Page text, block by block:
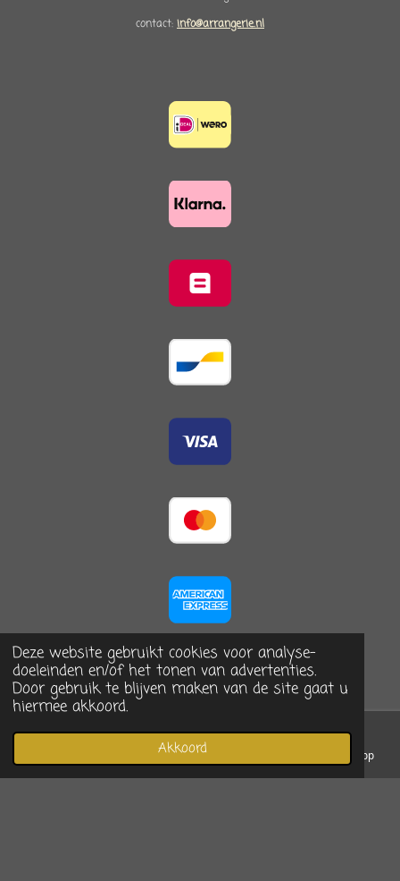
Deze website gebruikt cookies voor analyse-
doeleinden en/of het tonen van advertenties.
Door gebruik te blijven maken van de site gaat u
hiermee akkoord.
Akkoord
contact: info@arrangerie.nl
© 2023 - 2026 De Arrangerie, home & more
Powered byJouwWeb
Telefoonnummer WhatsApp